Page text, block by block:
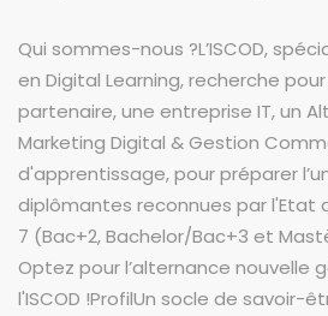
Qui sommes-nous ?L’ISCOD,
en Digital Learning, recherche
partenaire, une entreprise IT, un
Marketing Digital & Gestion
d'apprentissage, pour préparer
diplômantes reconnues par l'Etat
7 (Bac+2, Bachelor/Bac+3 et
Optez pour l’alternance nouvelle
l'ISCOD !ProfilUn socle de savoir-